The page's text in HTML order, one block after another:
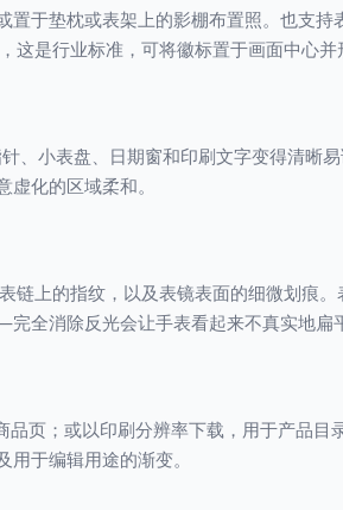
于垫枕或表架上的影棚布置照。也支持
是行业标准，可将徽标置于画面中心并
小表盘、日期窗和印刷文字变得清晰
化的区域柔和。
链上的指纹，以及表镜表面的细微划痕
全消除反光会让手表看起来不真实地扁
页；或以印刷分辨率下载，用于产品目
于编辑用途的渐变。